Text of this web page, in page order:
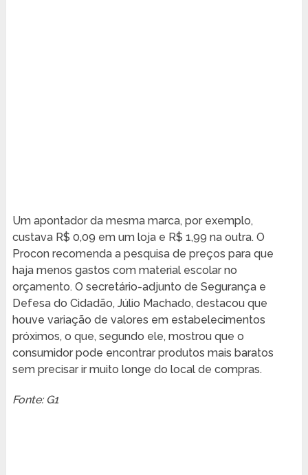
Um apontador da mesma marca, por exemplo,
custava R$ 0,09 em um loja e R$ 1,99 na outra. O
Procon recomenda a pesquisa de preços para que
haja menos gastos com material escolar no
orçamento. O secretário-adjunto de Segurança e
Defesa do Cidadão, Júlio Machado, destacou que
houve variação de valores em estabelecimentos
próximos, o que, segundo ele, mostrou que o
consumidor pode encontrar produtos mais baratos
sem precisar ir muito longe do local de compras.
Fonte: G1